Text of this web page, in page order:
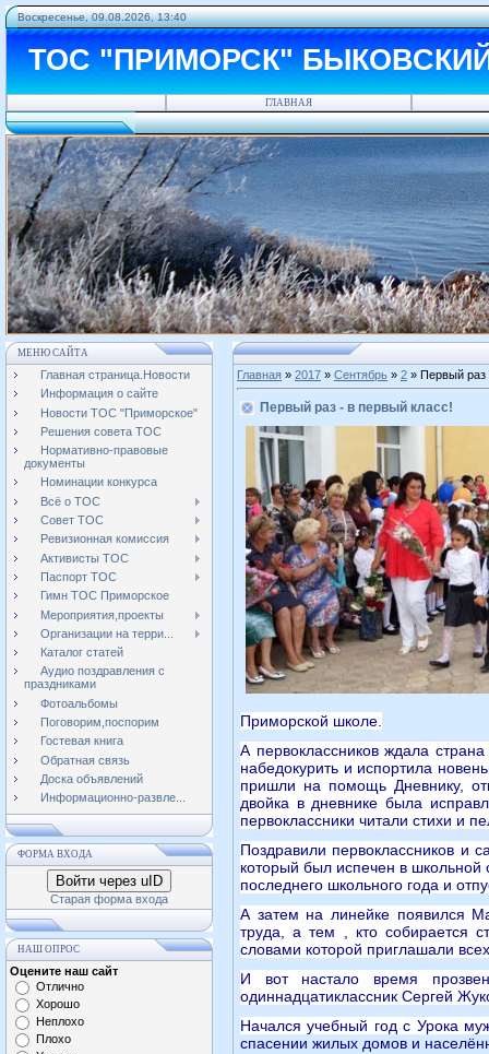
Воскресенье, 09.08.2026, 13:40
ТОС "ПРИМОРСК"
ГЛАВНАЯ
МЕНЮ САЙТА
Главная страница.Новости
Информация о сайте
Новости ТОС "Приморское"
Решения совета ТОС
Нормативно-правовые
документы
Номинации конкурса
Всё о ТОС
Совет ТОС
Ревизионная комиссия
Активисты ТОС
Паспорт ТОС
Гимн ТОС Приморское
Мероприятия,проекты
Организации на терри...
Каталог статей
Аудио поздравления с
праздниками
Фотоальбомы
Поговорим,поспорим
Гостевая книга
Обратная связь
Доска объявлений
Информационно-развле...
ФОРМА ВХОДА
Войти через uID
Старая форма входа
НАШ ОПРОС
Оцените наш сайт
Отлично
Хорошо
Неплохо
Плохо
Главная » 2017 » Сентябрь » 2 » Первый раз
Первый раз - в первый класс!
Приморской школе.
А первоклассников ждала
набедокурить и испортила
пришли на помощь Дневнику,
двойка в дневнике была
первоклассники читали стихи и
Поздравили первоклассников и
который был испечен в школьной
последнего школьного года и
А затем на линейке появился
труда, а тем , кто собирается
словами которой приглашали
И вот настало время
одиннадцатиклассник Сергей
Начался учебный год с Урока
спасении жилых домов и